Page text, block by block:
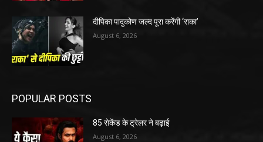
दीपिका पादुकोण जल्द पूरा करेंगी ‘राका’
August 6, 2026
POPULAR POSTS
85 सेकेंड के ट्रेलर ने बढ़ाई
August 6, 2026